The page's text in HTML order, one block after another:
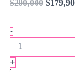
$200,000 $
-
+